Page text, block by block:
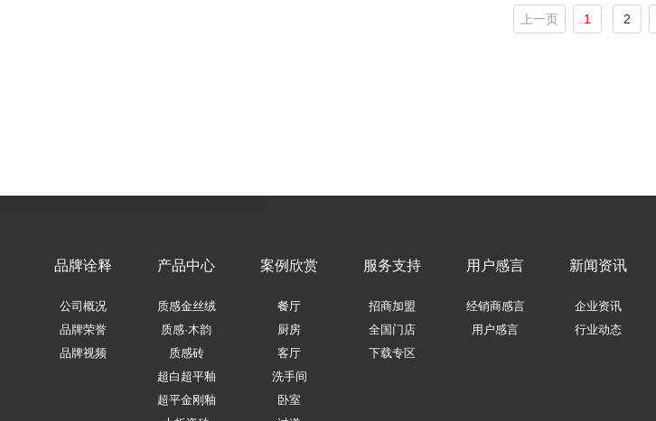
上一页 1 2
品牌诠释
公司概况
品牌荣誉
品牌视频
产品中心
质感金丝绒
质感·木韵
质感砖
超白超平釉
超平金刚釉
案例欣赏
餐厅
厨房
客厅
洗手间
卧室
服务支持
招商加盟
全国门店
下载专区
用户感言
经销商感言
用户感言
新闻资讯
企业资讯
行业动态